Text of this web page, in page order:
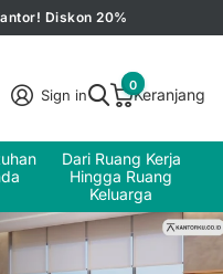
Diskon 20%
Sign in Keranjang
0
Dari Ruang Kerja
Hingga Ruang
Keluarga